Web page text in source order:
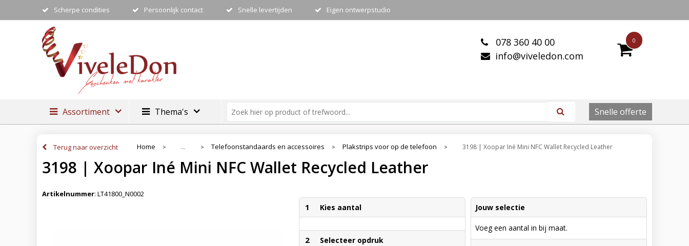
Scherpe condities Persoonlijk contact Snelle levertijden Eigen ontwerpstudio
0
078 360 40 00
info@viveledon.com
Assortiment Thema's Snelle offerte
Terug naar overzicht Home > ... > Telefoonstandaards en accessoires > Plakstrips voor op de telefoon > 3198 | Xoopar Iné Mini NFC Wallet Recycled Leather
3198 | Xoopar Iné Mini NFC Wallet Recycled Leather
Artikelnummer: LT41800_N0002
1 Kies aantal
2 Selecteer opdruk
Jouw selectie
Voeg een aantal in bij maat.